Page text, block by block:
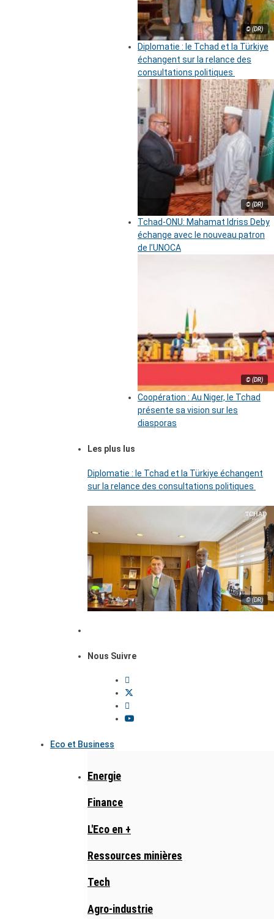
© (DR)
Diplomatie : le Tchad et la Türkiye
échangent sur la relance des
consultations politiques
© (DR)
Tchad-ONU: Mahamat Idriss Deby
échange avec le nouveau patron
de l’UNOCA
© (DR)
Coopération : Au Niger, le Tchad
présente sa vision sur les
diasporas
Les plus lus
Diplomatie : le Tchad et la Türkiye échangent
sur la relance des consultations politiques
© (DR)
Nous Suivre
Eco et Business
Energie
Finance
L'Eco en +
Ressources minières
Tech
Agro-industrie